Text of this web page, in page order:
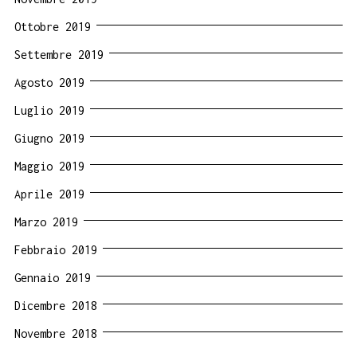
Ottobre 2019
Settembre 2019
Agosto 2019
Luglio 2019
Giugno 2019
Maggio 2019
Aprile 2019
Marzo 2019
Febbraio 2019
Gennaio 2019
Dicembre 2018
Novembre 2018